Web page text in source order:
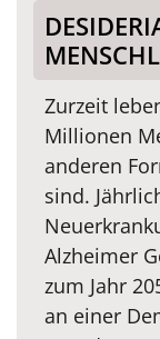
Zurzeit
Millionen
anderen
sind.
Alzheimer
zum Jahr
an einer